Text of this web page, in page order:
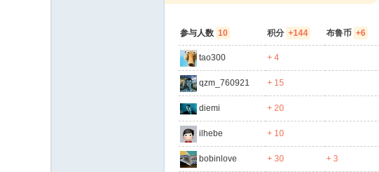
参与人数 10 积分 +144 布鲁币 +6
tao300 + 4
qzm_760921 + 15
diemi + 20
ilhebe + 10
bobinlove + 30 + 3